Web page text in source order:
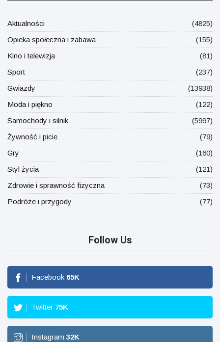
Aktualności
(4825)
Opieka społeczna i zabawa
(155)
Kino i telewizja
(81)
Sport
(237)
Gwiazdy
(13938)
Moda i piękno
(122)
Samochody i silnik
(5997)
Żywność i picie
(79)
Gry
(160)
Styl życia
(121)
Zdrowie i sprawność fizyczna
(73)
Podróże i przygody
(77)
Follow Us
Facebook 65K
Twitter 75K
Instagram 32K